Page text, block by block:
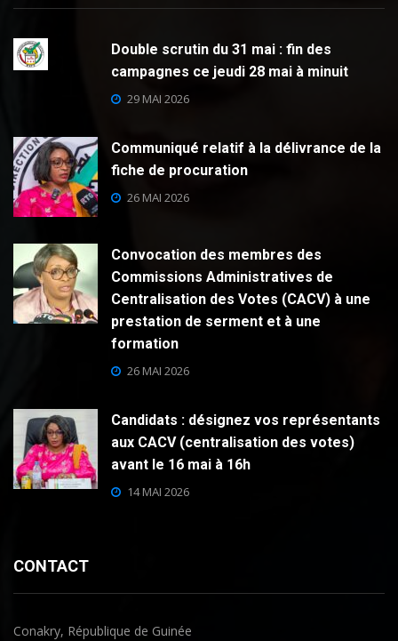
Double scrutin du 31 mai : fin des
campagnes ce jeudi 28 mai à minuit
29 MAI 2026
Communiqué relatif à la délivrance de la
fiche de procuration
26 MAI 2026
Convocation des membres des
Commissions Administratives de
Centralisation des Votes (CACV) à une
prestation de serment et à une
formation
26 MAI 2026
Candidats : désignez vos représentants
aux CACV (centralisation des votes)
avant le 16 mai à 16h
14 MAI 2026
CONTACT
Conakry, République de Guinée